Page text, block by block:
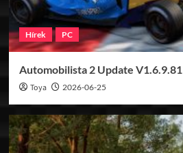
Hírek PC
Automobilista 2 Update V1.6.9.81
Toya 2026-06-25